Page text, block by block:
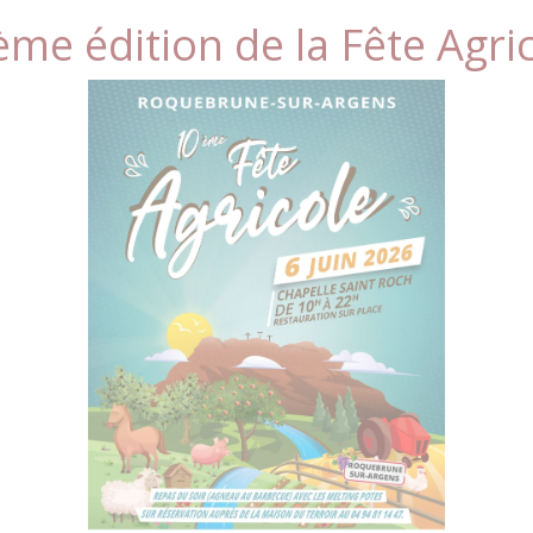
édition de la Fête